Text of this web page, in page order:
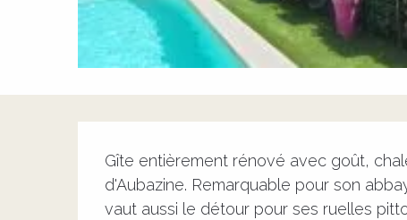
Gîte entièrement rénové avec goût,
d'Aubazine. Remarquable pour son
vaut aussi le détour pour ses ruelles